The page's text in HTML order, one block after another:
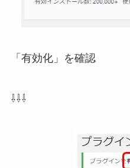
「有効化」を確認
⇩⇩⇩